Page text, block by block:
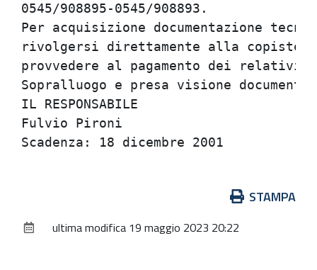
0545/
Per acquisizione
rivolgersi direttamente
provvedere al pagamento
Sopralluogo e presa
IL
documento
STAMPA
ultima modifica 19 maggio 2023 20:22